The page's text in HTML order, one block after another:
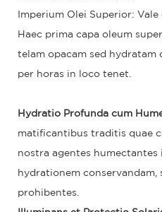
Imperium Olei Superior:
Haec prima capa oleum
telam opacam sed hydratam
per horas in loco tenet.
Hydratio Profunda cum
matificantibus traditis quae
nostra agentes
hydrationem conservandam,
prohibentes.